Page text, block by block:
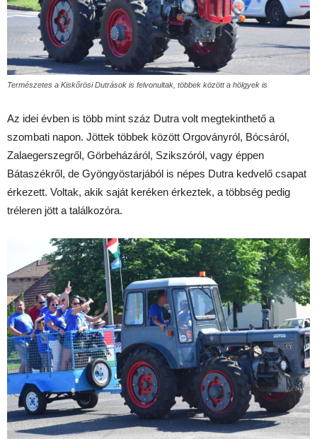
Természetes a Kiskőrösi Dutrások is felvonultak, többek között a hölgyek is
Az idei évben is több mint száz Dutra volt megtekinthető a
szombati napon. Jöttek többek között Orgoványról, Bócsáról,
Zalaegerszegről, Görbeházáról, Szikszóról, vagy éppen
Bátaszékről, de Gyöngyöstarjából is népes Dutra kedvelő csapat
érkezett. Voltak, akik saját keréken érkeztek, a többség pedig
tréleren jött a találkozóra.